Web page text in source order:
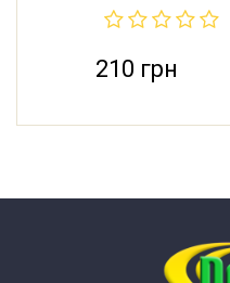
210 грн